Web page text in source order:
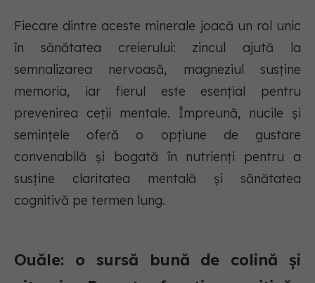
Fiecare dintre aceste minerale joacă un rol unic
în sănătatea creierului: zincul ajută la
semnalizarea nervoasă, magneziul susține
memoria, iar fierul este esențial pentru
prevenirea ceții mentale. Împreună, nucile și
semințele oferă o opțiune de gustare
convenabilă și bogată în nutrienți pentru a
susține claritatea mentală și sănătatea
cognitivă pe termen lung.
Ouăle: o sursă bună de colină și